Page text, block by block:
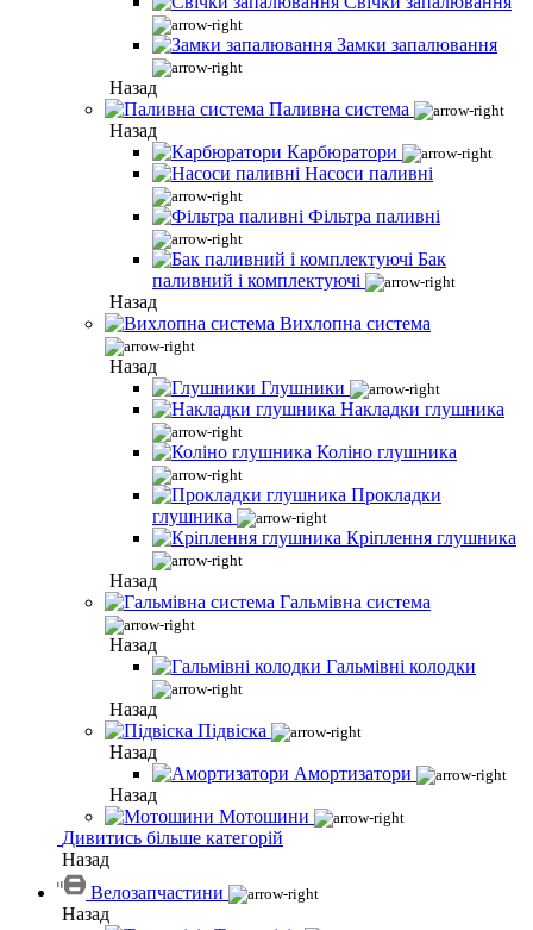
Замки запалювання
Назад
Паливна система
Назад
Карбюратори
Насоси паливні
Фільтра паливні
Бак
паливний і комплектуючі
Назад
Вихлопна система
Назад
Глушники
Накладки глушника
Коліно глушника
Прокладки
глушника
Кріплення глушника
Назад
Гальмівна система
Назад
Гальмівні колодки
Назад
Підвіска
Назад
Амортизатори
Назад
Мотошини
Дивитись більше категорій
Назад
Велозапчастини
Назад